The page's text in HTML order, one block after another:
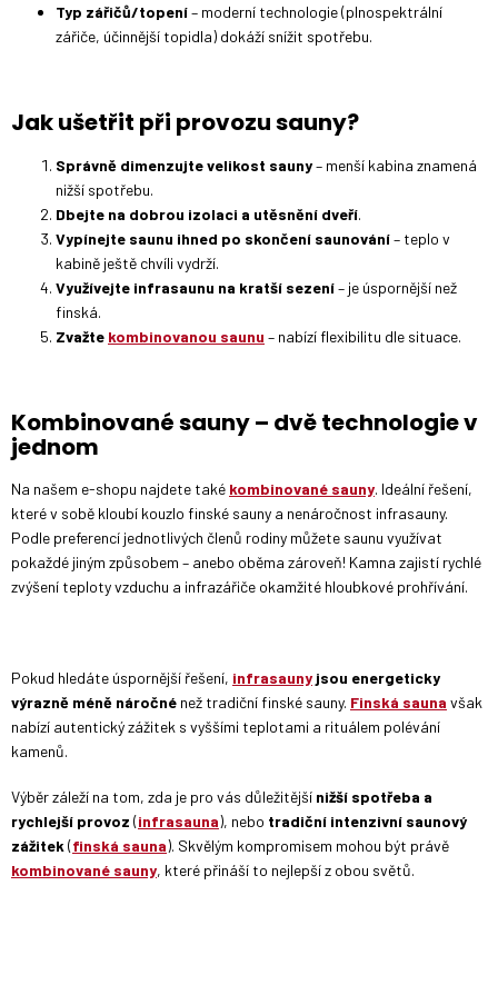
Typ zářičů/topení– moderní technologie (plnospektrální
zářiče, účinnější topidla) dokáží snížit spotřebu.
Jak ušetřit při provozu sauny?
Správně dimenzujte velikost sauny– menší kabina znamená
nižší spotřebu.
Dbejte na dobrou izolaci a utěsnění dveří.
Vypínejte saunu ihned po skončení saunování– teplo v
kabině ještě chvíli vydrží.
Využívejte infrasaunu na kratší sezení– je úspornější než
finská.
Zvažte kombinovanou saunu – nabízí flexibilitu dle situace.
Kombinované sauny – dvě technologie v
jednom
Na našem e-shopu najdete také kombinované sauny. Ideální řešení,
které v sobě kloubí kouzlo finské sauny a nenáročnost infrasauny.
Podle preferencí jednotlivých členů rodiny můžete saunu využívat
pokaždé jiným způsobem – anebo oběma zároveň! Kamna zajistí rychlé
zvýšení teploty vzduchu a infrazářiče okamžité hloubkové prohřívání.
Pokud hledáte úspornější řešení, infrasauny jsou energeticky
výrazně méně náročné než tradiční finské sauny. Finská sauna však
nabízí autentický zážitek s vyššími teplotami a rituálem polévání
kamenů.
Výběr záleží na tom, zda je pro vás důležitější nižší spotřeba a
rychlejší provoz (infrasauna), nebo tradiční intenzivní saunový
zážitek (finská sauna). Skvělým kompromisem mohou být právě
kombinované sauny, které přináší to nejlepší z obou světů.